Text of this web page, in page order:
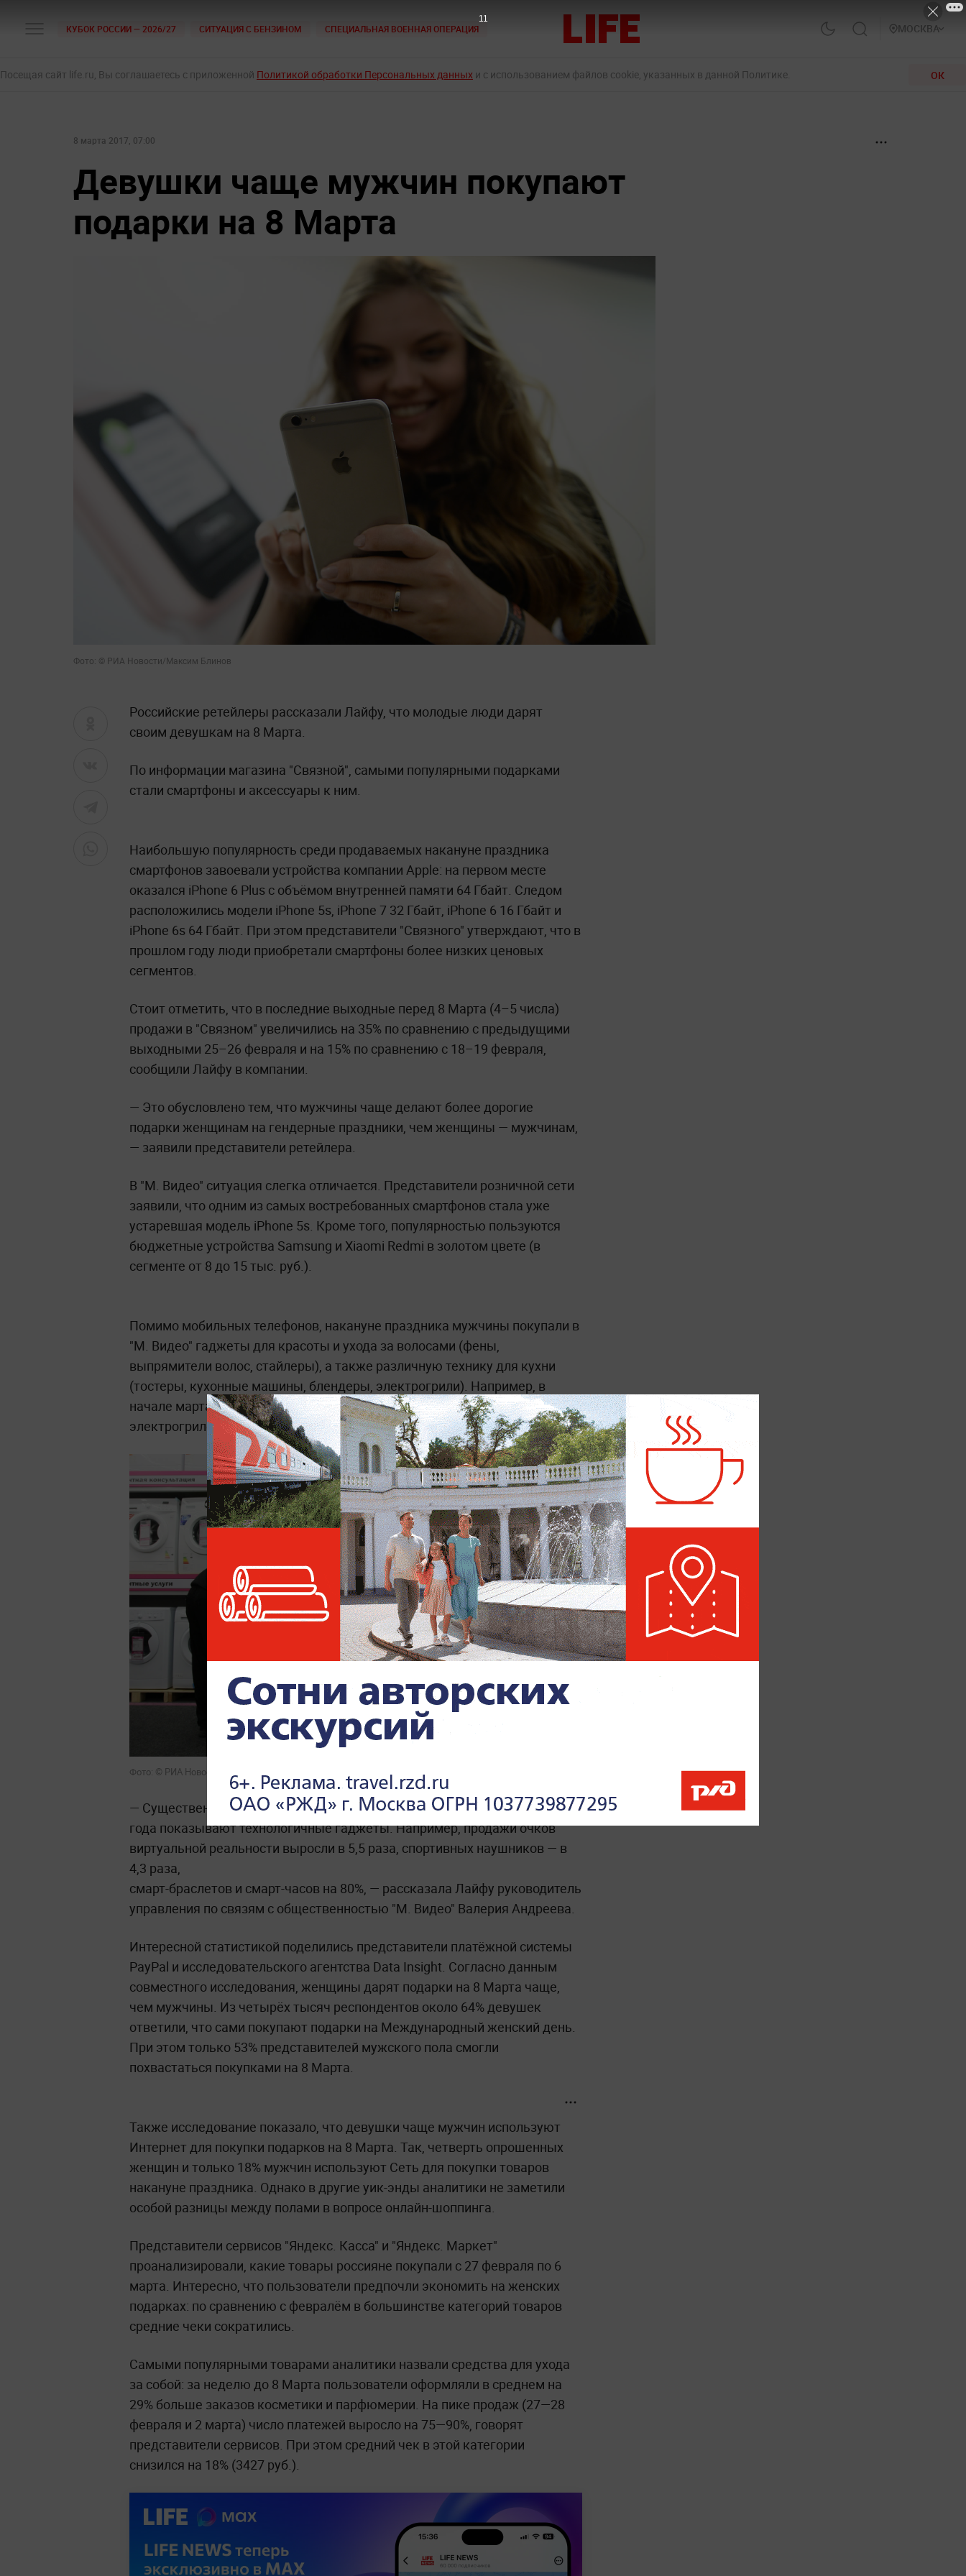
КУБОК РОССИИ — 2026/27 СИТУАЦИЯ С БЕНЗИНОМ СПЕЦИАЛЬНАЯ ВОЕННАЯ ОПЕРАЦИЯ МОСКВА
Посещая сайт life.ru, Вы соглашаетесь с приложенной Политикой обработки Персональных данных и с использованием файлов cookie, указанных в данной Политике. ОК
8 марта 2017, 07:00
Девушки чаще мужчин покупают
подарки на 8 Марта
Фото: © РИА Новости/Максим Блинов
Российские ретейлеры рассказали Лайфу, что молодые люди дарят
своим девушкам на 8 Марта.
По информации магазина "Связной", самыми популярными подарками
стали смартфоны и аксессуары к ним.
Наибольшую популярность среди продаваемых накануне праздника
смартфонов завоевали устройства компании Apple: на первом месте
оказался iPhone 6 Plus с объёмом внутренней памяти 64 Гбайт. Следом
расположились модели iPhone 5s, iPhone 7 32 Гбайт, iPhone 6 16 Гбайт и
iPhone 6s 64 Гбайт. При этом представители "Связного" утверждают, что в
прошлом году люди приобретали смартфоны более низких ценовых
сегментов.
Стоит отметить, что в последние выходные перед 8 Марта (4–5 числа)
продажи в "Связном" увеличились на 35% по сравнению с предыдущими
выходными 25–26 февраля и на 15% по сравнению с 18–19 февраля,
сообщили Лайфу в компании.
— Это обусловлено тем, что мужчины чаще делают более дорогие
подарки женщинам на гендерные праздники, чем женщины — мужчинам,
— заявили представители ретейлера.
В "М. Видео" ситуация слегка отличается. Представители розничной сети
заявили, что одним из самых востребованных смартфонов стала уже
устаревшая модель iPhone 5s. Кроме того, популярностью пользуются
бюджетные устройства Samsung и Xiaomi Redmi в золотом цвете (в
сегменте от 8 до 15 тыс. руб.).
Помимо мобильных телефонов, накануне праздника мужчины покупали в
"М. Видео" гаджеты для красоты и ухода за волосами (фены,
выпрямители волос, стайлеры), а также различную технику для кухни
(тостеры, кухонные машины, блендеры, электрогрили). Например, в
начале марта в 2,5 раза возросли продажи кухонных машин и
электрогрилей.
Фото: © РИА Новости/Александр Кряжев
— Существенный рост относительно предпраздничной недели прошлого
года показывают технологичные гаджеты. Например, продажи очков
виртуальной реальности выросли в 5,5 раза, спортивных наушников — в
4,3 раза,
смарт-браслетов и смарт-часов на 80%, — рассказала Лайфу руководитель
управления по связям с общественностью "М. Видео" Валерия Андреева.
Интересной статистикой поделились представители платёжной системы
PayPal и исследовательского агентства Data Insight. Согласно данным
совместного исследования, женщины дарят подарки на 8 Марта чаще,
чем мужчины. Из четырёх тысяч респондентов около 64% девушек
ответили, что сами покупают подарки на Международный женский день.
При этом только 53% представителей мужского пола смогли
похвастаться покупками на 8 Марта.
Также исследование показало, что девушки чаще мужчин используют
Интернет для покупки подарков на 8 Марта. Так, четверть опрошенных
женщин и только 18% мужчин используют Сеть для покупки товаров
накануне праздника. Однако в другие уик-энды аналитики не заметили
особой разницы между полами в вопросе онлайн-шоппинга.
Представители сервисов "Яндекс. Касса" и "Яндекс. Маркет"
проанализировали, какие товары россияне покупали с 27 февраля по 6
марта. Интересно, что пользователи предпочли экономить на женских
подарках: по сравнению с февралём в большинстве категорий товаров
средние чеки сократились.
Самыми популярными товарами аналитики назвали средства для ухода
за собой: за неделю до 8 Марта пользователи оформляли в среднем на
29% больше заказов косметики и парфюмерии. На пике продаж (27—28
февраля и 2 марта) число платежей выросло на 75—90%, говорят
представители сервисов. При этом средний чек в этой категории
снизился на 18% (3427 руб.).
9